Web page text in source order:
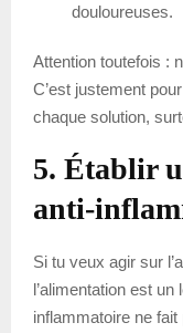
douloureuses.
Attention toutefois :
C’est justement
chaque solution,
5. Établir
anti-
Si tu veux agir sur
l’alimentation est
inflammatoire ne